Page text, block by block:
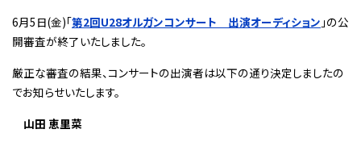
6月5日(金)「第2回U28オルガンコンサート 出演オーディション 」の公
開審査が終了いたしました。
厳正な審査の結果、コンサートの出演者は以下の通り決定しましたの
でお知らせいたします。
山田 恵里菜